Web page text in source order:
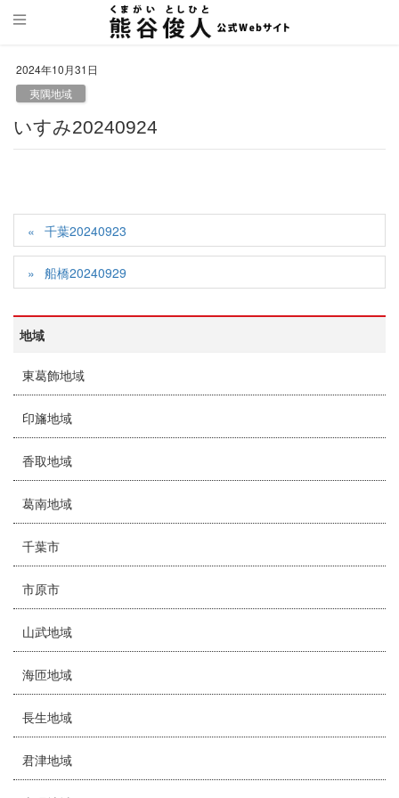
2024年10月31日
夷隅地域
いすみ20240924
千葉20240923
船橋20240929
地域
東葛飾地域
印旛地域
香取地域
葛南地域
千葉市
市原市
山武地域
海匝地域
長生地域
君津地域